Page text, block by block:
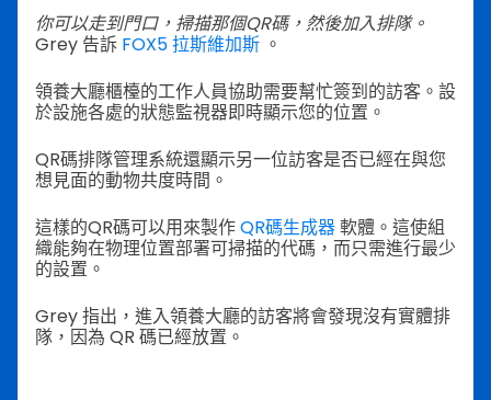
你可以走到門口，掃描那個QR碼，然後加入排隊。
Grey 告訴 FOX5 拉斯維加斯 。
領養大廳櫃檯的工作人員協助需要幫忙簽到的訪客。設
於設施各處的狀態監視器即時顯示您的位置。
QR碼排隊管理系統還顯示另一位訪客是否已經在與您
想見面的動物共度時間。
這樣的QR碼可以用來製作QR碼生成器軟體。這使組
織能夠在物理位置部署可掃描的代碼，而只需進行最少
的設置。
Grey 指出，進入領養大廳的訪客將會發現沒有實體排
隊，因為 QR 碼已經放置。